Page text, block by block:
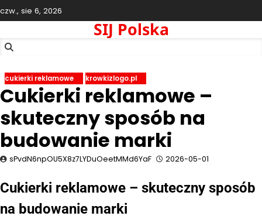
Skip
to
czw., sie 6, 2026
SIJ Polska
cukierki reklamowe krowkizlogo.pl
Cukierki reklamowe –
skuteczny sposób na
budowanie marki
sPvdN6npOU5X8z7LYDuOeetMMd6YaF 2026-05-01
Cukierki reklamowe – skuteczny sposób
na budowanie marki